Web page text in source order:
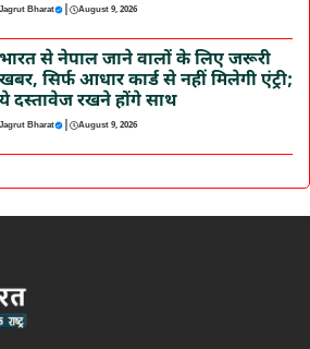
Bharat | August 9, 2026
भारत से नेपाल जाने वालों के लिए जरूरी
खबर, सिर्फ आधार कार्ड से नहीं मिलेगी एंट्री;
दस्तावेज रखने होंगे साथ
Bharat | August 9, 2026